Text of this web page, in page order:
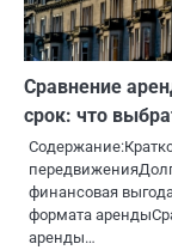
Сравнение
срок: что
финансовая
формата
аренды…